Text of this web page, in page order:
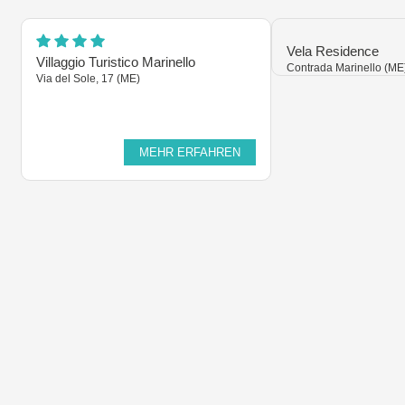
Villaggio Turistico Marinello
Via del Sole, 17 (ME)
MEHR ERFAHREN
Vela Residence
Contrada Marinello